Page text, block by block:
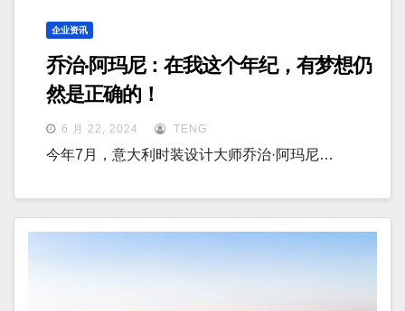
企业资讯
乔治·阿玛尼：在我这个年纪，有梦想仍
然是正确的！
6 月 22, 2024 TENG
今年7月，意大利时装设计大师乔治·阿玛尼…